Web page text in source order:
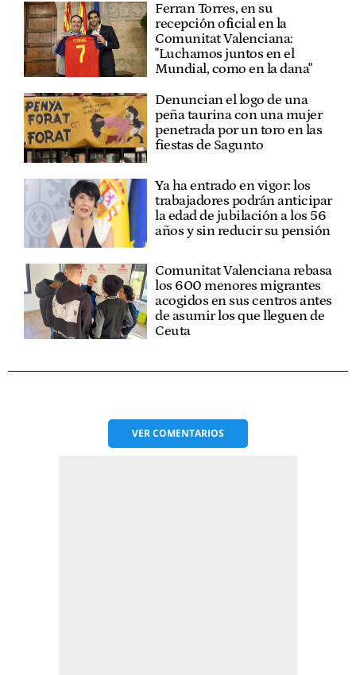
Ferran Torres, en su
recepción oficial en la
Comunitat Valenciana:
"Luchamos juntos en el
Mundial, como en la dana"
Denuncian el logo de una
peña taurina con una mujer
penetrada por un toro en las
fiestas de Sagunto
Ya ha entrado en vigor: los
trabajadores podrán anticipar
la edad de jubilación a los 56
años y sin reducir su pensión
Comunitat Valenciana rebasa
los 600 menores migrantes
acogidos en sus centros antes
de asumir los que lleguen de
Ceuta
VERCOMENTARIOS